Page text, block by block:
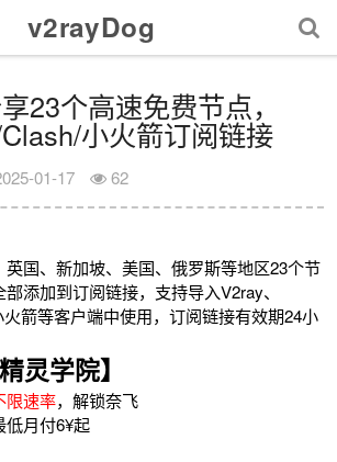
v2rayDog
23个高速免费节点，
小火箭订阅链接
01-17 62
国、新加坡、美国、俄罗斯等地区23个节
添加到订阅链接，支持导入V2ray、
箭等客户端中使用，订阅链接有效期24小
灵学院】
限速率，解锁奈飞
低月付6¥起